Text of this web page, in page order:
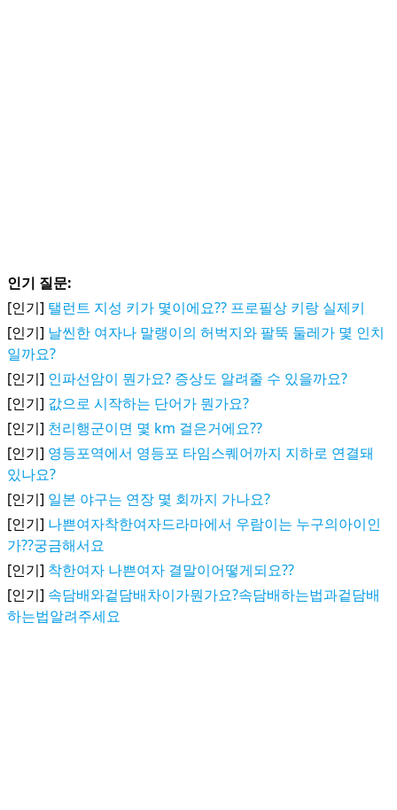
인기 질문:
[인기] 탤런트 지성 키가 몇이에요?? 프로필상 키랑 실제키
[인기] 날씬한 여자나 말랭이의 허벅지와 팔뚝 둘레가 몇 인치
일까요?
[인기] 인파선암이 뭔가요? 증상도 알려줄 수 있을까요?
[인기] 값으로 시작하는 단어가 뭔가요?
[인기] 천리행군이면 몇 km 걸은거에요??
[인기] 영등포역에서 영등포 타임스퀘어까지 지하로 연결돼
있나요?
[인기] 일본 야구는 연장 몇 회까지 가나요?
[인기] 나쁜여자착한여자드라마에서 우람이는 누구의아이인
가??궁금해서요
[인기] 착한여자 나쁜여자 결말이어떻게되요??
[인기] 속담배와겉담배차이가뭔가요?속담배하는법과겉담배
하는법알려주세요